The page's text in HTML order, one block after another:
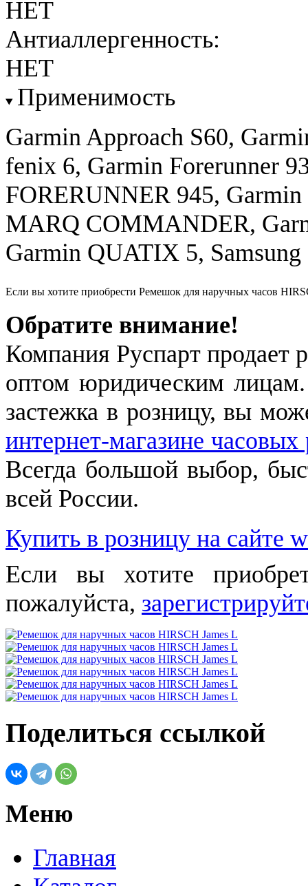
НЕТ
Антиаллергенность:
НЕТ
Применимость
Garmin Approach S60,
fenix 6, Garmin Forerunner
FORERUNNER 945,
MARQ COMMANDER,
Garmin QUATIX 5,
Если вы хотите приобрести Ремешок для наручных часов
Обратите внимание!
Компания Руспарт продает
оптом юридическим
застежка в розницу, вы
интернет-магазине
Всегда большой выбор,
всей России.
Купить в розницу на сайте
Если вы хотите
пожалуйста,
Поделиться ссылкой
Меню
Главная